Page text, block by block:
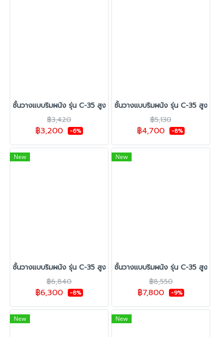
ชั้นวางแบบริมผนัง รุ่น C-35 สูง 1.20 ซม. กว้าง 70 ซม. 1 ชุดต้น 1 ชุ
฿3,420
฿3,200 -6%
ชั้นวางแบบริมผนัง รุ่น C-35 สูง
฿5,130
฿4,700 -8%
New
ชั้นวางแบบริมผนัง รุ่น C-35 สูง 1.20 ซม. กว้าง 70 ซม. 1 ชุดต้น 3 ชุ
฿6,840
฿6,300 -8%
New
ชั้นวางแบบริมผนัง รุ่น C-35 สูง
฿8,550
฿7,800 -9%
New New